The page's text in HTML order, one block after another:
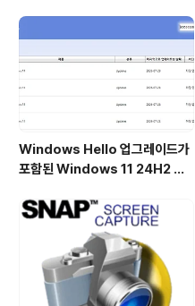
Windows Hello 업그레이드가
포함된 Windows 11 24H2 및
출시